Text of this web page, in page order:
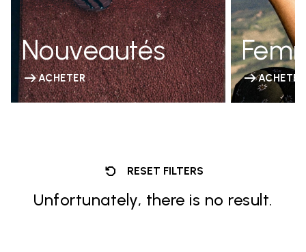
Nouveautés
ACHETER ACHETER
RESET FILTERS
Unfortunately, there is no result.